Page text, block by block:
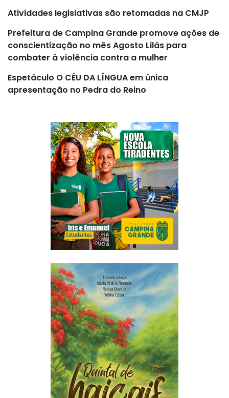
Atividades legislativas são retomadas na CMJP
Prefeitura de Campina Grande promove ações de
conscientização no mês Agosto Lilás para
combater à violência contra a mulher
Espetáculo O CÉU DA LÍNGUA em única
apresentação no Pedra do Reino